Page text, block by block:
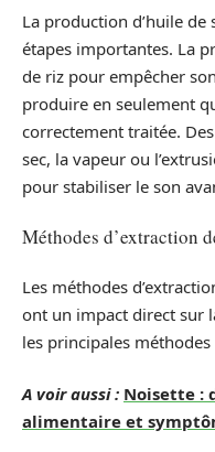
La production d’huile
étapes importantes. La
de riz pour empêcher
produire en seulement
correctement traitée.
sec, la vapeur ou
pour stabiliser le son
Méthodes d’extraction
Les méthodes
ont un impact direct sur
les principales méthodes
A voir aussi : Noisette :
alimentaire et